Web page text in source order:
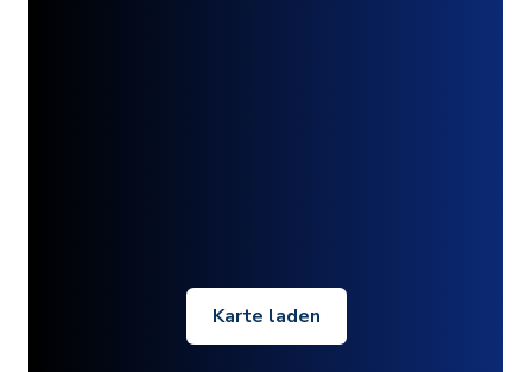
Karte laden